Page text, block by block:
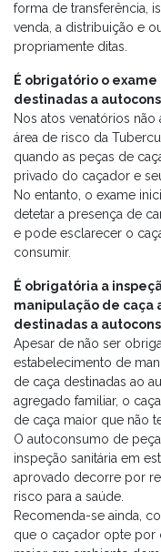
forma de transferência,
venda, a distribuição e
propriamente ditas.
É obrigatório o
destinadas a
Nos atos venatórios
área de risco da
quando as peças de
privado do caçador e
No entanto, o exame
detetar a presença de
e pode esclarecer o
consumir.
É obrigatória a
manipulação de caça
destinadas a
Apesar de não ser
estabelecimento de
de caça destinadas ao
agregado familiar, o
de caça maior que não
O autoconsumo de
inspeção sanitária em
aprovado decorre por
risco para a saúde.
Recomenda-se ainda,
que o caçador opte por